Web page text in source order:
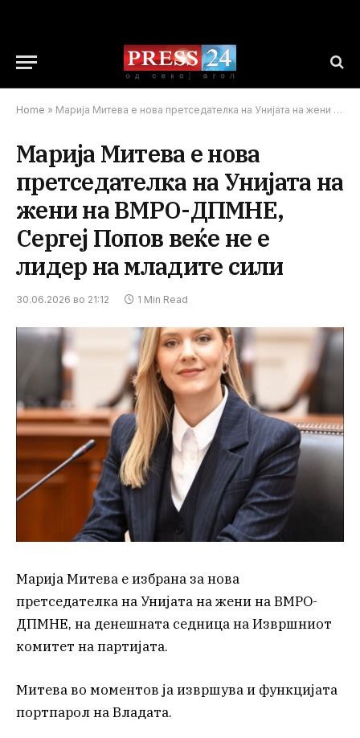
Home » Марија Митева е нова претседателка на Унијата на жени на ВМРО-ДПМНЕ, Сергеј Попов веќе не е лидер на младите сили
Марија Митева е нова
претседателка на Унијата на
жени на ВМРО-ДПМНЕ,
Сергеј Попов веќе не е
лидер на младите сили
30.06.2026 во 21:12 1 Min Read
Марија Митева е избрана за нова
претседателка на Унијата на жени на ВМРО-
ДПМНЕ, на денешната седница на Извршниот
комитет на партијата.
Митева во моментов ја извршува и функцијата
портпарол на Владата.